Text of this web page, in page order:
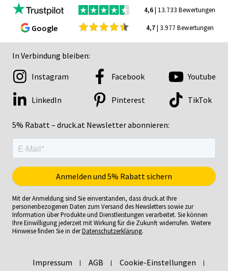
4,6| 13.733 Bewertungen
Google 4,7| 3.977 Bewertungen
In Verbindung bleiben:
5% Rabatt – druck.at Newsletter abonnieren:
Instagram Facebook Youtube
LinkedIn Pinterest TikTok
Mit der Anmeldung sind Sie einverstanden, dass druck.at Ihre
personenbezogenen Daten zum Versand des Newsletters sowie zur
Information über Produkte und Dienstleistungen verarbeitet. Sie können
Ihre Einwilligung jederzeit mit Wirkung für die Zukunft widerrufen. Weitere
Hinweise finden Sie in derDatenschutzerklärung.
Impressum AGB Cookie-Einstellungen